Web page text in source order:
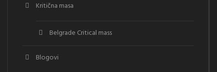
Kritična masa
Belgrade Critical mass
Blogovi